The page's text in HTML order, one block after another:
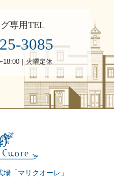
専用TEL
3085
18:00｜火曜定休
「マリクオーレ」